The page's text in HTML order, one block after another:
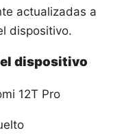
actualizadas a
dispositivo.
dispositivo
12T Pro